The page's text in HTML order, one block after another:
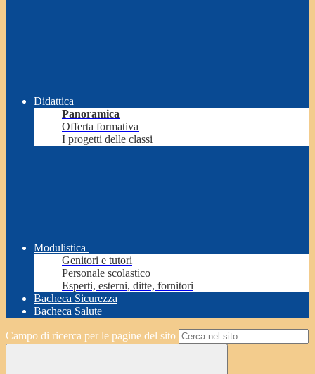
Didattica
Panoramica
Offerta formativa
I progetti delle classi
Modulistica
Genitori e tutori
Personale scolastico
Esperti, esterni, ditte, fornitori
Bacheca Sicurezza
Bacheca Salute
Campo di ricerca per le pagine del sito